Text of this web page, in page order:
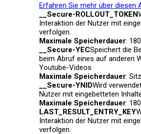
Erfahren Sie mehr über diesen
__Secure-ROLLOUT_TOKEN
Interaktion der Nutzer mit
verfolgen.
Maximale Speicherdauer:
__Secure-YECSpeichert die
beim Abruf eines auf anderen
Youtube-Videos
Maximale Speicherdauer:
__Secure-YNIDWird
Nutzer mit eingebetteten
Maximale Speicherdauer:
LAST_RESULT_ENTRY_KEY
Interaktion der Nutzer mit
verfolgen.